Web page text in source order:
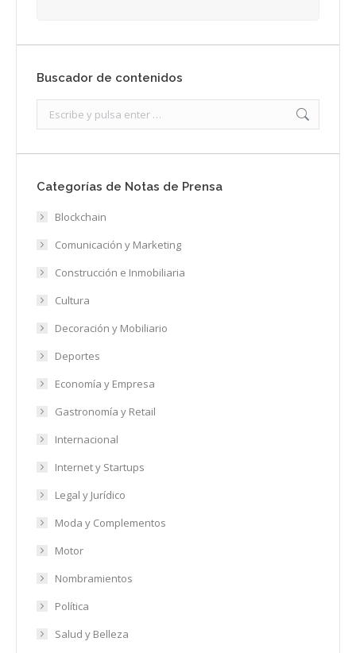
Buscador de contenidos
Categorías de Notas de Prensa
Blockchain
Comunicación y Marketing
Construcción e Inmobiliaria
Cultura
Decoración y Mobiliario
Deportes
Economía y Empresa
Gastronomía y Retail
Internacional
Internet y Startups
Legal y Jurídico
Moda y Complementos
Motor
Nombramientos
Política
Salud y Belleza